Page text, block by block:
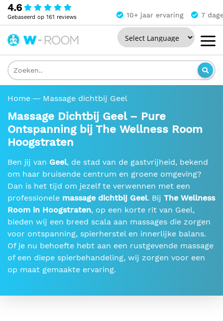
4.6
Gebaseerd op 161 reviews 10+ jaar ervaring 7
Powered by
Wellness
Room
Home Massage dichtbij Geel
Massage Dichtbij Geel – Pure
Ontspanning bij The Wellness Room
Hoogstraten
Ben jij van Geel, de stad van de gastvrijheid, bekend
om haar bruisende centrum en groene omgeving?
Dan is het tijd om jezelf te verwennen met een
professionele massage dichtbij Geel. Bij The Wellness
Room in Hoogstraten, op een korte rit van Geel,
bieden wij een breed scala aan massages die zorgen
voor ontspanning, spierherstel en innerlijke balans.
Of je nu behoefte hebt aan een rustgevende massage
of een diepe spierbehandeling, wij zorgen voor een
op maat gemaakte ervaring.